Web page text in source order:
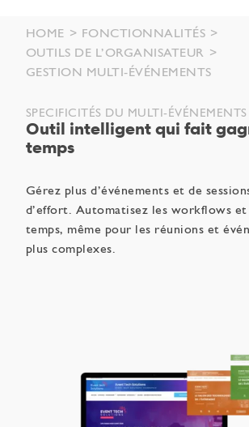
HOME
FONCTIONNALITÉS
OUTILS DE L’ORGANISATEUR
GESTION MULTI-ÉVÉNEMENTS
SPECIFICITÉS DU MULTI-
Outil intelligent qui fait
temps
Gérez plus d’événements et de
d’effort. Automatisez les workflows et
temps, même pour les réunions et
plus complexes.